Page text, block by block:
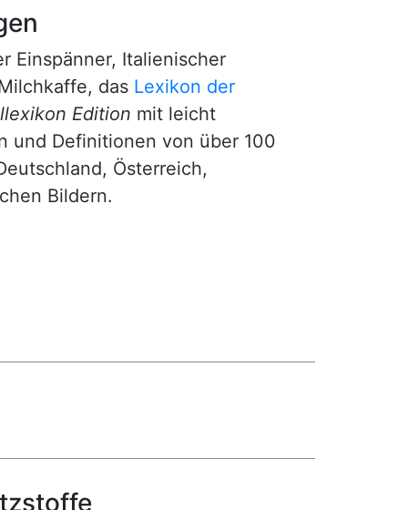
Einspänner, Italienischer
das Lexikon der
Edition mit leicht
und Definitionen von über 100
Österreich,
Bildern.